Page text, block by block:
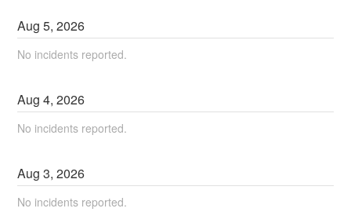
Aug5,2026
No incidents reported.
Aug4,2026
No incidents reported.
Aug3,2026
No incidents reported.